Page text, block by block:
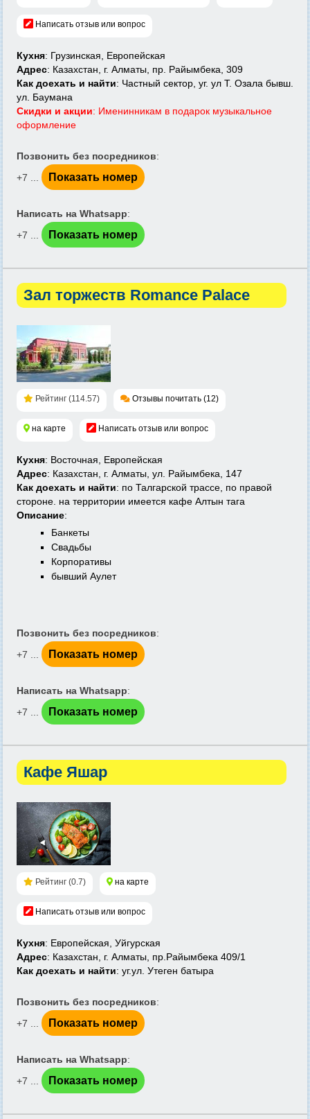
Написать отзыв или вопрос
Кухня: Грузинская, Европейская
Адрес: Казахстан, г. Алматы, пр. Райымбека, 309
Как доехать и найти: Частный сектор, уг. ул Т. Озала бывш.
ул. Баумана
Скидки и акции: Именинникам в подарок музыкальное
оформление
Позвонить без посредников:
+7 ...
Показать номер
Написать на Whatsapp:
+7 ...
Показать номер
Зал торжеств Romance Palace
Рейтинг (114.57) Отзывы почитать (12)
на карте Написать отзыв или вопрос
Кухня: Восточная, Европейская
Адрес: Казахстан, г. Алматы, ул. Райымбека, 147
Как доехать и найти: по Талгарской трассе, по правой
стороне. на территории имеется кафе Алтын тага
Описание:
Банкеты
Свадьбы
Корпоративы
бывший Аулет
Позвонить без посредников:
+7 ...
Показать номер
Написать на Whatsapp:
+7 ...
Показать номер
Кафе Яшар
Рейтинг (0.7) на карте
Написать отзыв или вопрос
Кухня: Европейская, Уйгурская
Адрес: Казахстан, г. Алматы, пр.Райымбека 409/1
Как доехать и найти: уг.ул. Утеген батыра
Позвонить без посредников:
+7 ...
Показать номер
Написать на Whatsapp:
+7 ...
Показать номер